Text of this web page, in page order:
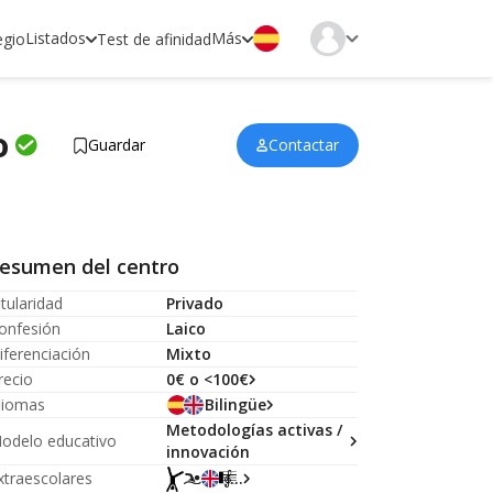
Listados Test de afinidadMás
Guardar
Contactar
del centro
Privado
Laico
Mixto
0€ o <100€
Bilingüe
educativo
Metodologías activas /
innovación
...